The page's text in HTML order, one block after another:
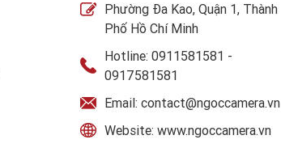
Phường Đa Kao, Quận 1, Thành
Phố Hồ Chí Minh
Hotline: 0911581581 -
0917581581
Email: contact@ngoccamera.vn
Website: www.ngoccamera.vn